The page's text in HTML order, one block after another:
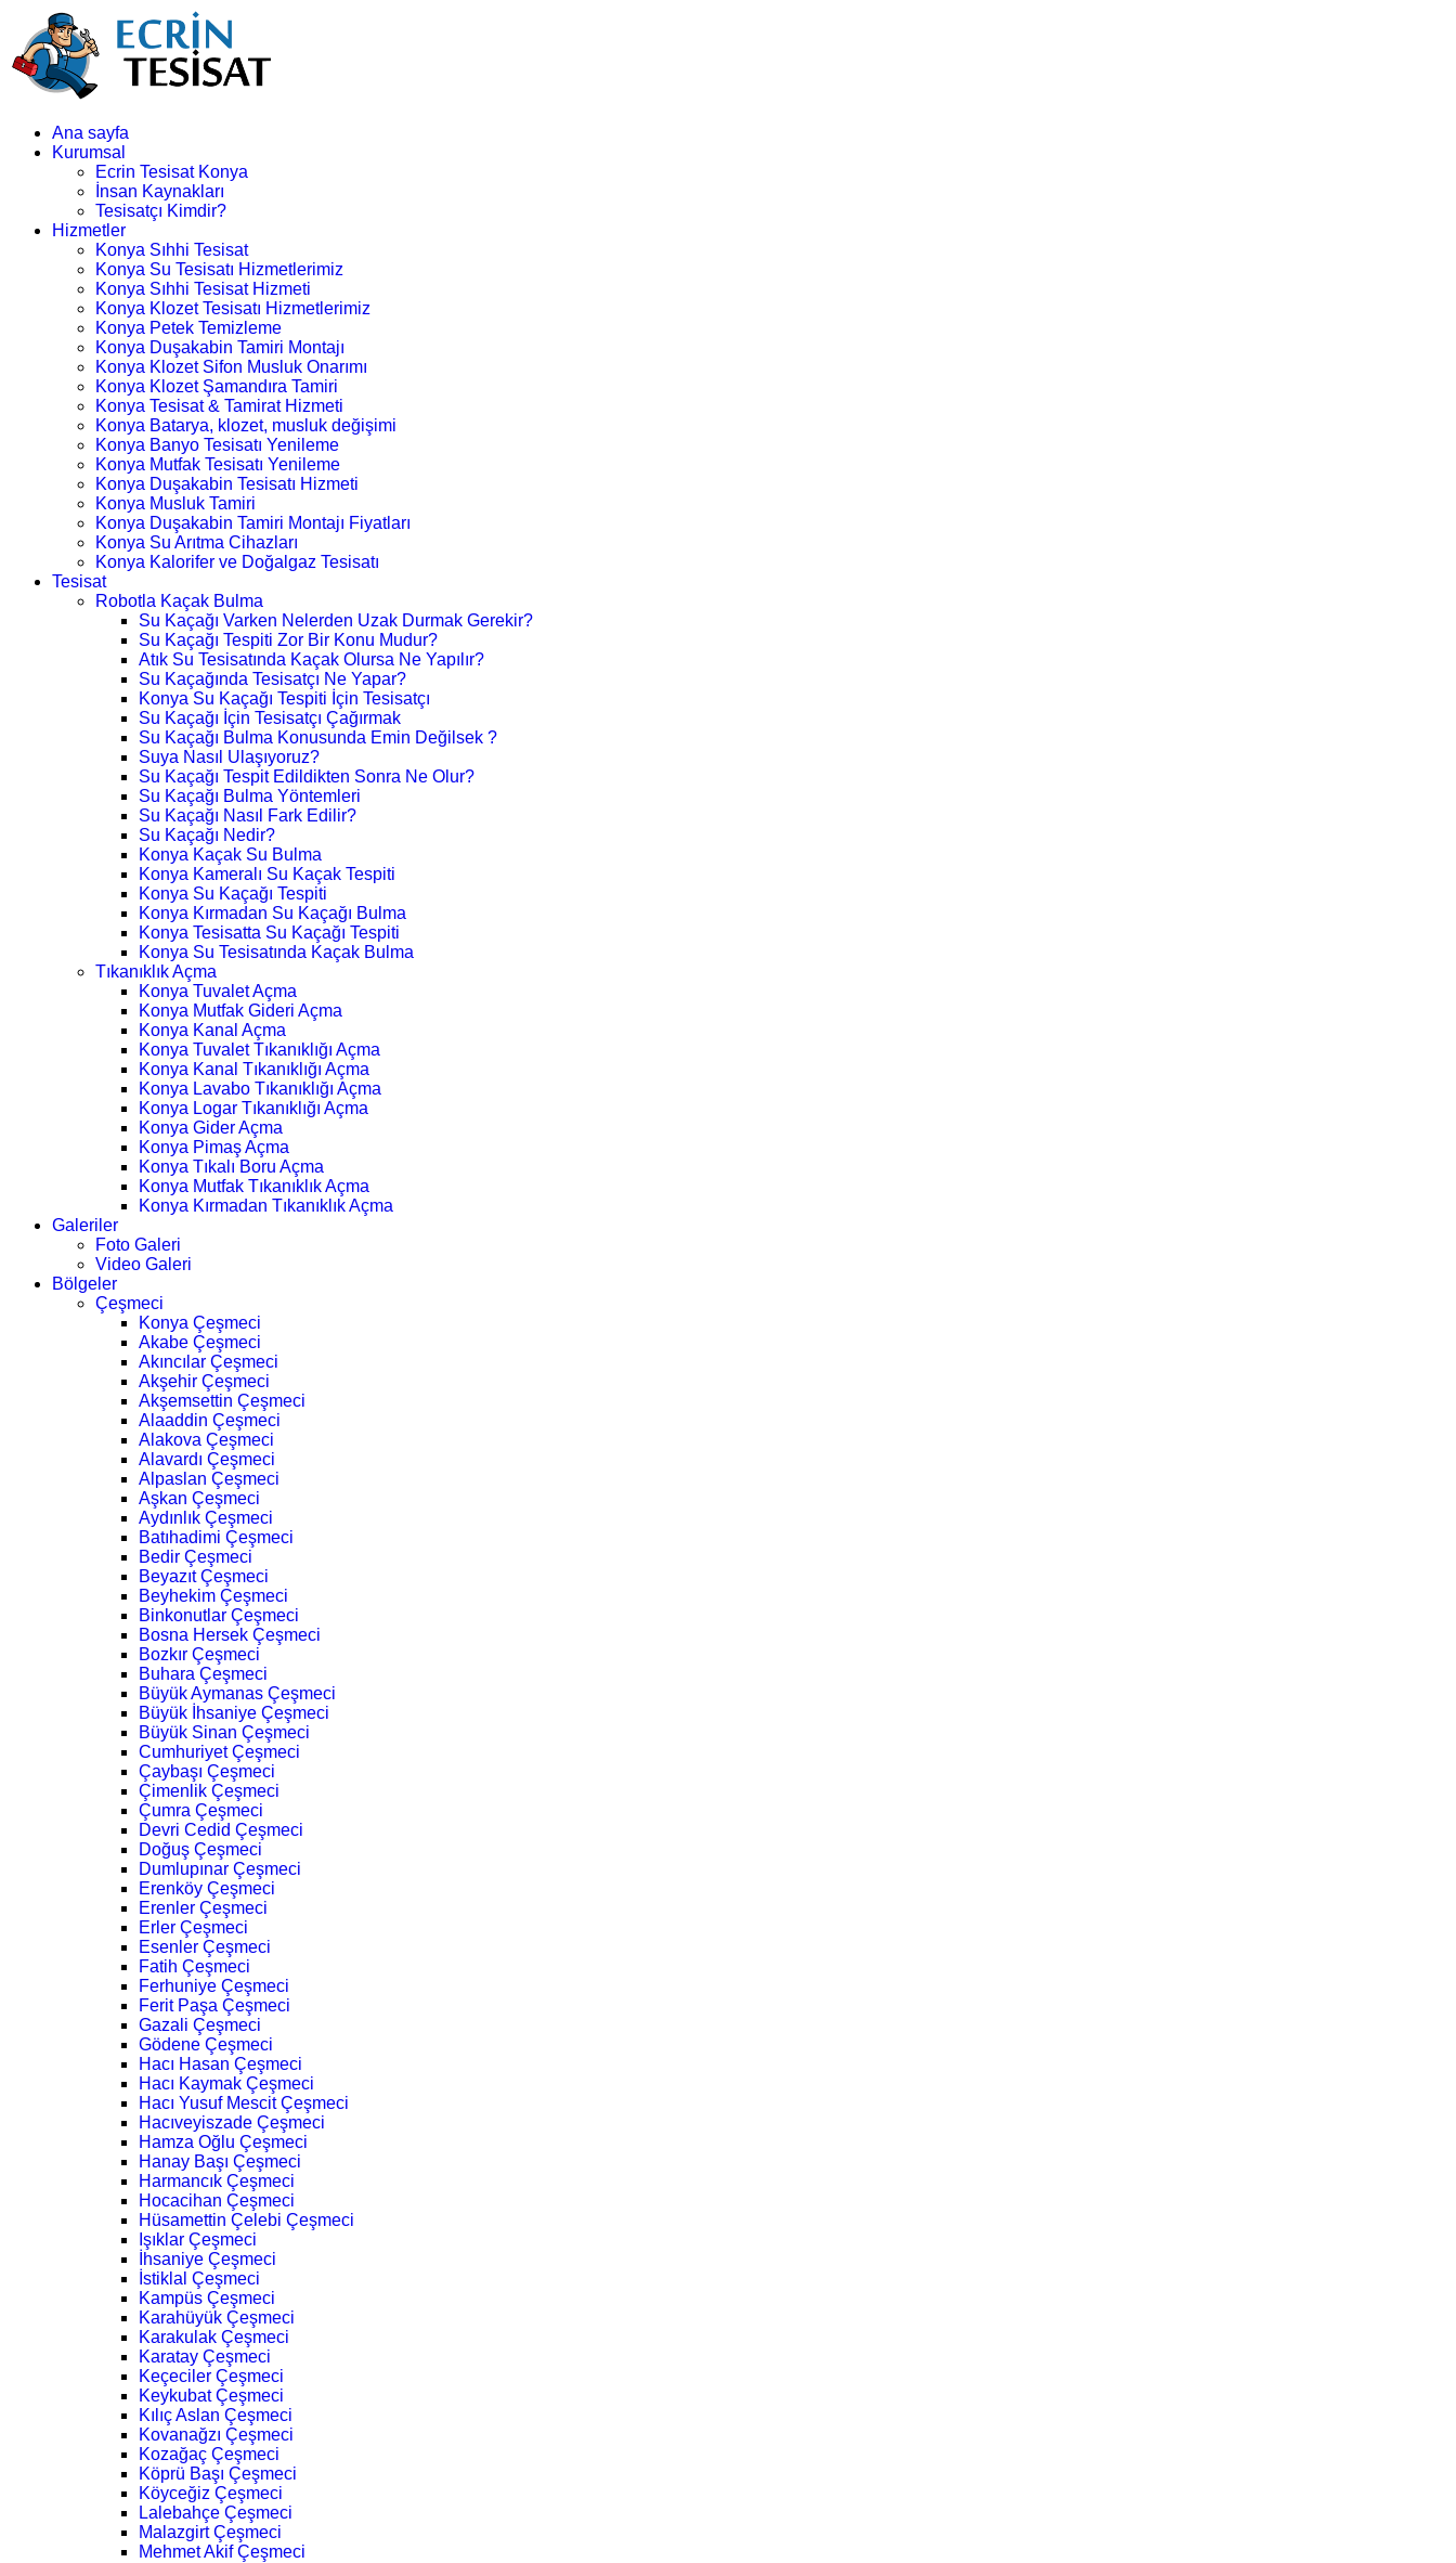
Ana sayfa
Kurumsal
Ecrin Tesisat Konya
İnsan Kaynakları
Tesisatçı Kimdir?
Hizmetler
Konya Sıhhi Tesisat
Konya Su Tesisatı Hizmetlerimiz
Konya Sıhhi Tesisat Hizmeti
Konya Klozet Tesisatı Hizmetlerimiz
Konya Petek Temizleme
Konya Duşakabin Tamiri Montajı
Konya Klozet Sifon Musluk Onarımı
Konya Klozet Şamandıra Tamiri
Konya Tesisat & Tamirat Hizmeti
Konya Batarya, klozet, musluk değişimi
Konya Banyo Tesisatı Yenileme
Konya Mutfak Tesisatı Yenileme
Konya Duşakabin Tesisatı Hizmeti
Konya Musluk Tamiri
Konya Duşakabin Tamiri Montajı Fiyatları
Konya Su Arıtma Cihazları
Konya Kalorifer ve Doğalgaz Tesisatı
Tesisat
Robotla Kaçak Bulma
Su Kaçağı Varken Nelerden Uzak Durmak Gerekir?
Su Kaçağı Tespiti Zor Bir Konu Mudur?
Atık Su Tesisatında Kaçak Olursa Ne Yapılır?
Su Kaçağında Tesisatçı Ne Yapar?
Konya Su Kaçağı Tespiti İçin Tesisatçı
Su Kaçağı İçin Tesisatçı Çağırmak
Su Kaçağı Bulma Konusunda Emin Değilsek ?
Suya Nasıl Ulaşıyoruz?
Su Kaçağı Tespit Edildikten Sonra Ne Olur?
Su Kaçağı Bulma Yöntemleri
Su Kaçağı Nasıl Fark Edilir?
Su Kaçağı Nedir?
Konya Kaçak Su Bulma
Konya Kameralı Su Kaçak Tespiti
Konya Su Kaçağı Tespiti
Konya Kırmadan Su Kaçağı Bulma
Konya Tesisatta Su Kaçağı Tespiti
Konya Su Tesisatında Kaçak Bulma
Tıkanıklık Açma
Konya Tuvalet Açma
Konya Mutfak Gideri Açma
Konya Kanal Açma
Konya Tuvalet Tıkanıklığı Açma
Konya Kanal Tıkanıklığı Açma
Konya Lavabo Tıkanıklığı Açma
Konya Logar Tıkanıklığı Açma
Konya Gider Açma
Konya Pimaş Açma
Konya Tıkalı Boru Açma
Konya Mutfak Tıkanıklık Açma
Konya Kırmadan Tıkanıklık Açma
Galeriler
Foto Galeri
Video Galeri
Bölgeler
Çeşmeci
Konya Çeşmeci
Akabe Çeşmeci
Akıncılar Çeşmeci
Akşehir Çeşmeci
Akşemsettin Çeşmeci
Alaaddin Çeşmeci
Alakova Çeşmeci
Alavardı Çeşmeci
Alpaslan Çeşmeci
Aşkan Çeşmeci
Aydınlık Çeşmeci
Batıhadimi Çeşmeci
Bedir Çeşmeci
Beyazıt Çeşmeci
Beyhekim Çeşmeci
Binkonutlar Çeşmeci
Bosna Hersek Çeşmeci
Bozkır Çeşmeci
Buhara Çeşmeci
Büyük Aymanas Çeşmeci
Büyük İhsaniye Çeşmeci
Büyük Sinan Çeşmeci
Cumhuriyet Çeşmeci
Çaybaşı Çeşmeci
Çimenlik Çeşmeci
Çumra Çeşmeci
Devri Cedid Çeşmeci
Doğuş Çeşmeci
Dumlupınar Çeşmeci
Erenköy Çeşmeci
Erenler Çeşmeci
Erler Çeşmeci
Esenler Çeşmeci
Fatih Çeşmeci
Ferhuniye Çeşmeci
Ferit Paşa Çeşmeci
Gazali Çeşmeci
Gödene Çeşmeci
Hacı Hasan Çeşmeci
Hacı Kaymak Çeşmeci
Hacı Yusuf Mescit Çeşmeci
Hacıveyiszade Çeşmeci
Hamza Oğlu Çeşmeci
Hanay Başı Çeşmeci
Harmancık Çeşmeci
Hocacihan Çeşmeci
Hüsamettin Çelebi Çeşmeci
Işıklar Çeşmeci
İhsaniye Çeşmeci
İstiklal Çeşmeci
Kampüs Çeşmeci
Karahüyük Çeşmeci
Karakulak Çeşmeci
Karatay Çeşmeci
Keçeciler Çeşmeci
Keykubat Çeşmeci
Kılıç Aslan Çeşmeci
Kovanağzı Çeşmeci
Kozağaç Çeşmeci
Köprü Başı Çeşmeci
Köyceğiz Çeşmeci
Lalebahçe Çeşmeci
Malazgirt Çeşmeci
Mehmet Akif Çeşmeci